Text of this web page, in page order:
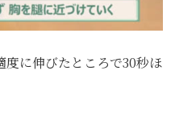
に伸びたところで30秒ほ